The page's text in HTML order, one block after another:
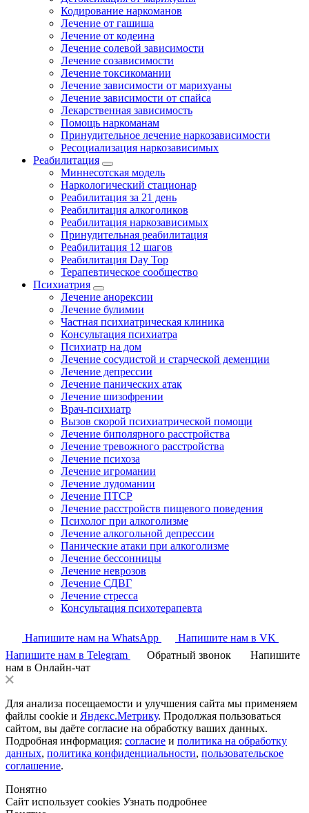
Кодирование наркоманов
Лечение от гашиша
Лечение от кодеина
Лечение солевой зависимости
Лечение созависимости
Лечение токсикомании
Лечение зависимости от марихуаны
Лечение зависимости от спайса
Лекарственная зависимость
Помощь наркоманам
Принудительное лечение наркозависимости
Ресоциализация наркозависимых
Реабилитация
Миннесотская модель
Наркологический стационар
Реабилитация за 21 день
Реабилитация алкоголиков
Реабилитация наркозависимых
Принудительная реабилитация
Реабилитация 12 шагов
Реабилитация Day Top
Терапевтическое сообщество
Психиатрия
Лечение анорексии
Лечение булимии
Частная психиатрическая клиника
Консультация психиатра
Психиатр на дом
Лечение сосудистой и старческой деменции
Лечение депрессии
Лечение панических атак
Лечение шизофрении
Врач-психиатр
Вызов скорой психиатрической помощи
Лечение биполярного расстройства
Лечение тревожного расстройства
Лечение психоза
Лечение игромании
Лечение лудомании
Лечение ПТСР
Лечение расстройств пищевого поведения
Психолог при алкоголизме
Лечение алкогольной депрессии
Панические атаки при алкоголизме
Лечение бессонницы
Лечение неврозов
Лечение СДВГ
Лечение стресса
Консультация психотерапевта
Напишите нам на WhatsApp
Напишите нам в VK
Напишите нам в Telegram
Обратный звонок
Напишите
нам в Онлайн-чат
Для анализа посещаемости и улучшения сайта мы применяем
файлы cookie и Яндекс.Метрику. Продолжая пользоваться
сайтом, вы даёте согласие на обработку ваших данных.
Подробная информация: согласие и политика на обработку
данных, политика конфиденциальности, пользовательское
соглашение.
Понятно
Сайт использует cookies Узнать подробнее